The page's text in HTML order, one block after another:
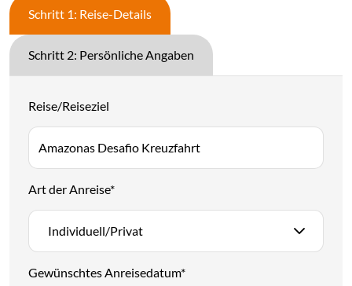
Schritt 1: Reise-Details
Schritt 2: Persönliche Angaben
Reise/Reiseziel
Art der Anreise*
Individuell/Privat
Gewünschtes Anreisedatum*